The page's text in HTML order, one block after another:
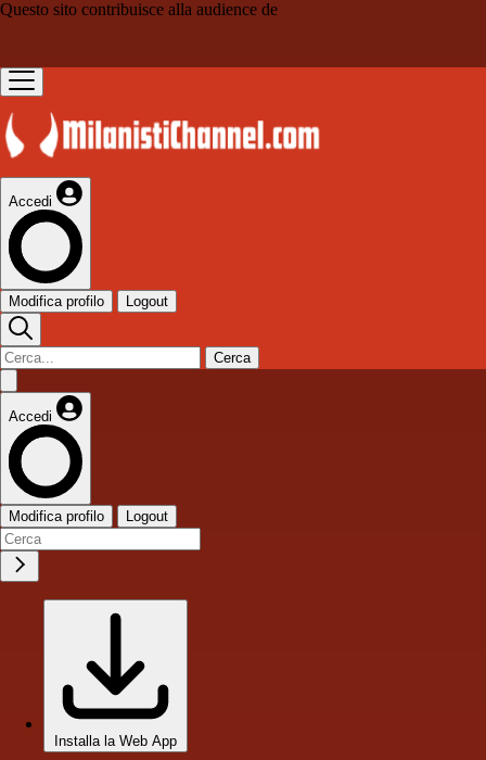
Questo sito contribuisce alla audience de
Accedi
Modifica profilo Logout
Cerca
Accedi
Modifica profilo Logout
Installa la Web App